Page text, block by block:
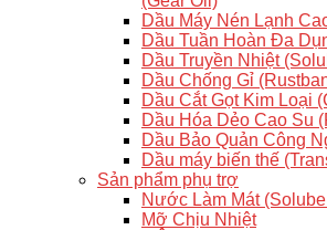
Dầu Máy Nén Lạnh
Dầu Tuần Hoàn Đa
Dầu Truyền Nhiệt
Dầu Chống Gỉ
Dầu Cắt Gọt Kim Loại
Dầu Hóa Dẻo Cao Su
Dầu Bảo Quản Công
Dầu máy biến thế
Sản phẩm phụ trợ
Nước Làm Mát
Mỡ Chịu Nhiệt